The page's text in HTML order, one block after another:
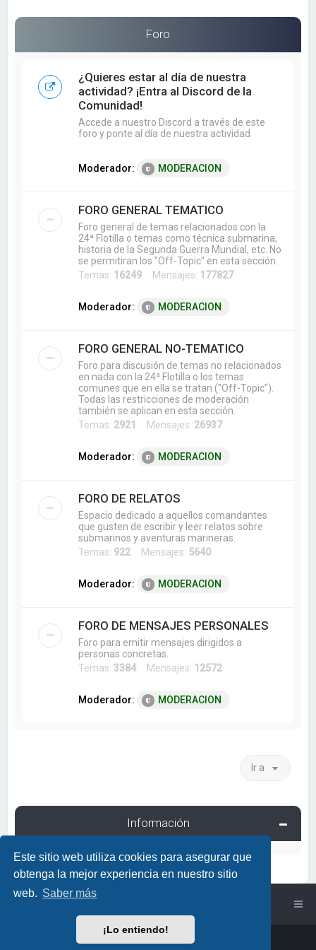
Este sitio web utiliza cookies para asegurar que
obtenga la mejor experiencia en nuestro sitio
web. Saber más
¡Lo entiendo!
r
Foro
¿Quieres estar al día de nuestra
actividad? ¡Entra al Discord de la
Comunidad!
Accede a nuestro Discord a través de este
foro y ponte al día de nuestra actividad
Moderador: MODERACION
FORO GENERAL TEMATICO
Foro general de temas relacionados con la
24ª Flotilla o temas como técnica submarina,
historia de la Segunda Guerra Mundial, etc. No
se permitiran los "Off-Topic" en esta sección.
Temas: 16249 Mensajes: 177827
Moderador: MODERACION
FORO GENERAL NO-TEMATICO
Foro para discusión de temas no relacionados
en nada con la 24ª Flotilla o los temas
comunes que en ella se tratan ("Off-Topic").
Todas las restricciones de moderación
también se aplican en esta sección.
Temas: 2921 Mensajes: 26937
Moderador: MODERACION
FORO DE RELATOS
Espacio dedicado a aquellos comandantes
que gusten de escribir y leer relatos sobre
submarinos y aventuras marineras.
Temas: 922Mensajes: 5640
Moderador: MODERACION
FORO DE MENSAJES PERSONALES
Foro para emitir mensajes dirigidos a
personas concretas.
Temas: 3384 Mensajes: 12572
Moderador: MODERACION
Ir a
Información
phpBB
PlanetStyles